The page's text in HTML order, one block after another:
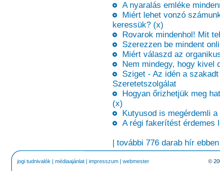
A nyaralás emléke
Miért lehet vonzó
keressük? (x)
Rovarok mindenhol! Mit
Szerezzen be mindent
Miért válaszd az
Nem mindegy, hogy kivel
Sziget - Az idén a szakadt
Szeretetszolgálat
Hogyan őrizhetjük meg
(x)
Kutyusod is megérdemli a
A régi fakerítést érdemes
| további 776 darab hír
jogi tudnivalók | médiaajánlat | impresszum | webmester ©